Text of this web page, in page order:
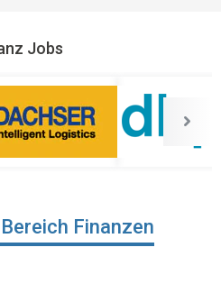
Jobs
Finanzen